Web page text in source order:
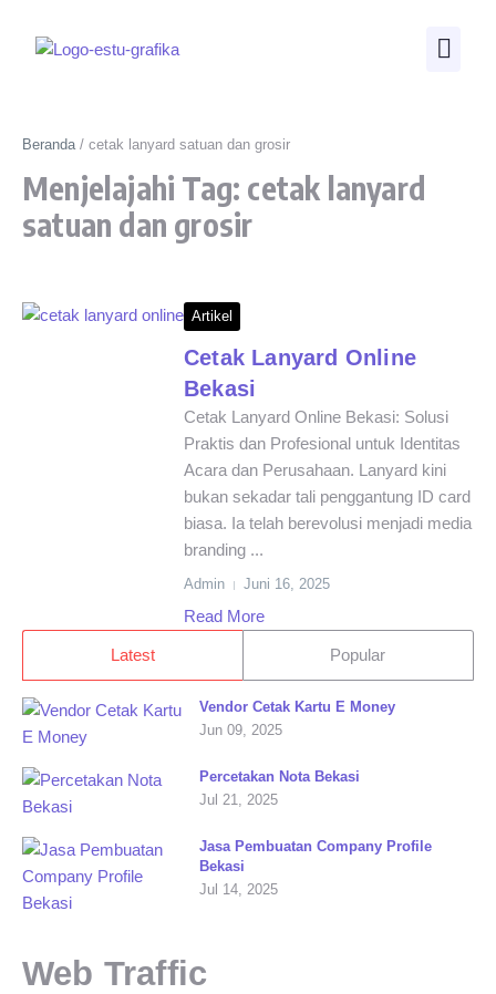
Beranda / cetak lanyard satuan dan grosir
Menjelajahi Tag: cetak lanyard
satuan dan grosir
Artikel
Cetak Lanyard Online
Bekasi
Cetak Lanyard Online Bekasi: Solusi
Praktis dan Profesional untuk Identitas
Acara dan Perusahaan. Lanyard kini
bukan sekadar tali penggantung ID card
biasa. Ia telah berevolusi menjadi media
branding ...
Admin Juni 16, 2025
Read More
Latest Popular
Vendor Cetak Kartu E Money
Jun 09, 2025
Percetakan Nota Bekasi
Jul 21, 2025
Jasa Pembuatan Company Profile
Bekasi
Jul 14, 2025
Web Traffic